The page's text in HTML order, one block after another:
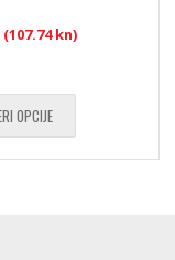
(107.74 kn)
OPCIJE